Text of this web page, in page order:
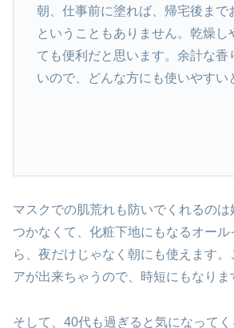
朝、仕事前に塗れば、帰宅後まで
ということもありません。乾燥し
ても便利だと思います。余計な香
いので、どんな方にも使いやすい
マスクでの肌荒れも防いでくれるのは
つかなくて、化粧下地にもなるオール
ら、夜だけじゃなく朝にも使えます
アが出来ちゃうので、時短にもなりま
そして、40代も過ぎると気になって